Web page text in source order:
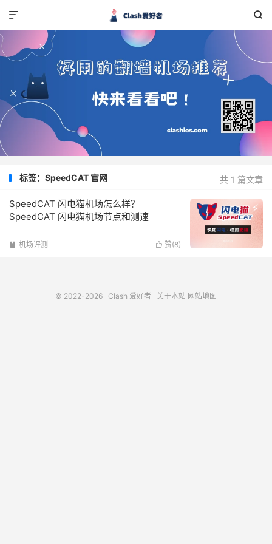


共 1 篇文章
标签：SpeedCAT 官网
SpeedCAT 闪电猫机场怎么样？
SpeedCAT 闪电猫机场节点和测速
 赞(8)
 机场评测
© 2022-2026 Clash 爱好者 关于本站 网站地图